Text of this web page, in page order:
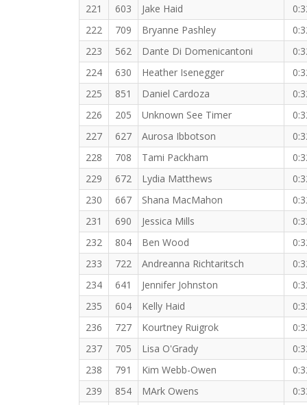
221 603 Jake Haid
222
709 Bryanne Pashley
223
562 Dante Di Domenicantoni
224
630 Heather Isenegger
225
851 Daniel Cardoza
226
205 Unknown See Timer
227
627 Aurosa Ibbotson
228
708 Tami Packham
229
672 Lydia Matthews
230
667 Shana MacMahon
231
690 Jessica Mills
232
804 Ben Wood
233
722 Andreanna Richtaritsch
234
641 Jennifer Johnston
235
604 Kelly Haid
236
727 Kourtney Ruigrok
237
705 Lisa O'Grady
238
791 Kim Webb-Owen
239
854 MArk Owens